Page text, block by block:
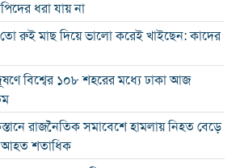
ধরা যায় না
রুই মাছ দিয়ে ভালো করেই খাইছেন: কাদের
বিশ্বের ১০৮ শহরের মধ্যে ঢাকা আজ
রাজনৈতিক সমাবেশে হামলায় নিহত বেড়ে
শতাধিক